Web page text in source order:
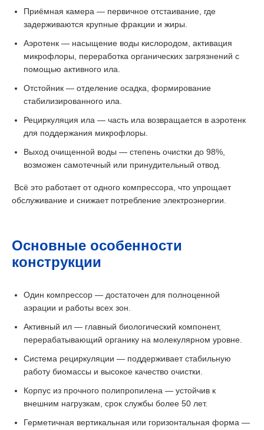
Приёмная камера — первичное отстаивание, где
задерживаются крупные фракции и жиры.
Аэротенк — насыщение воды кислородом, активация
микрофлоры, переработка органических загрязнений с
помощью активного ила.
Отстойник — отделение осадка, формирование
стабилизированного ила.
Рециркуляция ила — часть ила возвращается в аэротенк
для поддержания микрофлоры.
Выход очищенной воды — степень очистки до 98%,
возможен самотечный или принудительный отвод.
Всё это работает от одного компрессора, что упрощает
обслуживание и снижает потребление электроэнергии.
Основные особенности
конструкции
Один компрессор — достаточен для полноценной
аэрации и работы всех зон.
Активный ил — главный биологический компонент,
перерабатывающий органику на молекулярном уровне.
Система рециркуляции — поддерживает стабильную
работу биомассы и высокое качество очистки.
Корпус из прочного полипропилена — устойчив к
внешним нагрузкам, срок службы более 50 лет.
Герметичная вертикальная или горизонтальная форма —